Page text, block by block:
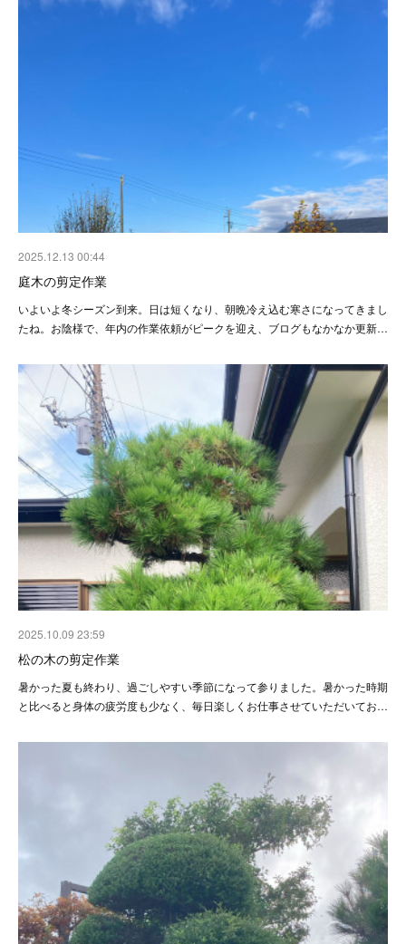
2025.12.13 00:44
庭木の剪定作業
いよいよ冬シーズン到来。日は短くなり、朝晩冷え込む寒さになってきまし
たね。お陰様で、年内の作業依頼がピークを迎え、ブログもなかなか更新…
2025.10.09 23:59
松の木の剪定作業
暑かった夏も終わり、過ごしやすい季節になって参りました。暑かった時期
と比べると身体の疲労度も少なく、毎日楽しくお仕事させていただいてお…